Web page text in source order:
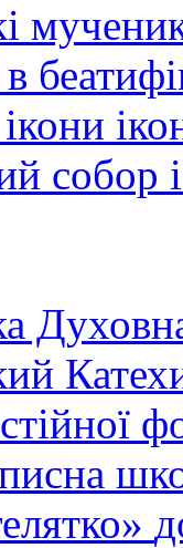
в
собор